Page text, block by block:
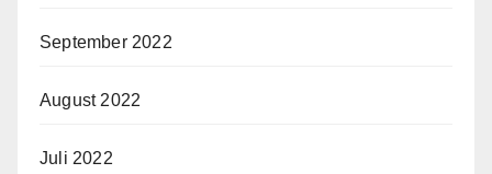
September 2022
August 2022
Juli 2022